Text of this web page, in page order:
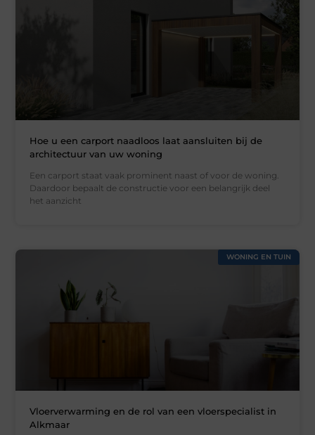
Hoe u een carport naadloos laat aansluiten bij de
architectuur van uw woning
Een carport staat vaak prominent naast of voor de woning.
Daardoor bepaalt de constructie voor een belangrijk deel
het aanzicht
WONING EN TUIN
Vloerverwarming en de rol van een vloerspecialist in
Alkmaar